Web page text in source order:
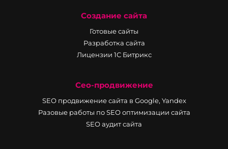
Создание сайта
Готовые сайты
Разработка сайта
Лицензии 1С Битрикс
Сео-продвижение
SEO продвижение сайта в Google, Yandex
Разовые работы по SEO оптимизации сайта
SEO аудит сайта